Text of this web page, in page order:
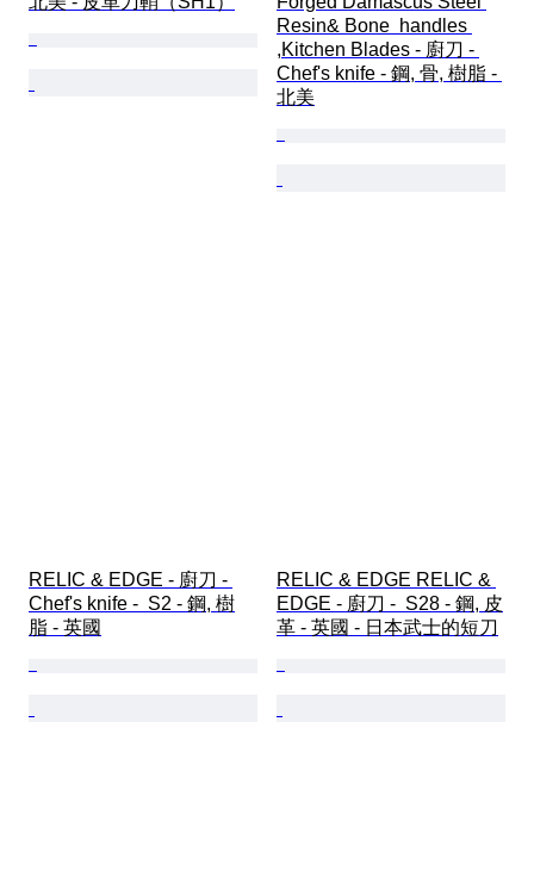
Resin& Bone  handles
,Kitchen Blades - 廚刀 -
Chef's knife - 鋼, 骨, 樹脂 -
北美
RELIC & EDGE - 廚刀 -
Chef's knife -  S2 - 鋼, 樹
脂 - 英國
RELIC & EDGE RELIC &
EDGE - 廚刀 -  S28 - 鋼, 皮
革 - 英國 - 日本武士的短刀